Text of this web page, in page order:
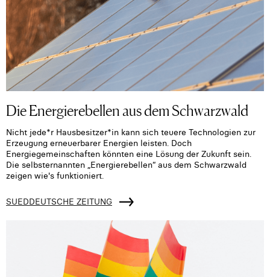
Die Energierebellen aus dem Schwarzwald
Nicht jede*r Hausbesitzer*in kann sich teuere Technologien zur
Erzeugung erneuerbarer Energien leisten. Doch
Energiegemeinschaften könnten eine Lösung der Zukunft sein.
Die selbsternannten „Energierebellen“ aus dem Schwarzwald
zeigen wie's funktioniert.
SUEDDEUTSCHE ZEITUNG